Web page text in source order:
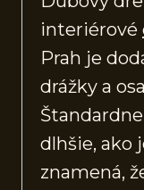
interiérové
Prah je
drážky a
Štandardne
dlhšie, ako
znamená,